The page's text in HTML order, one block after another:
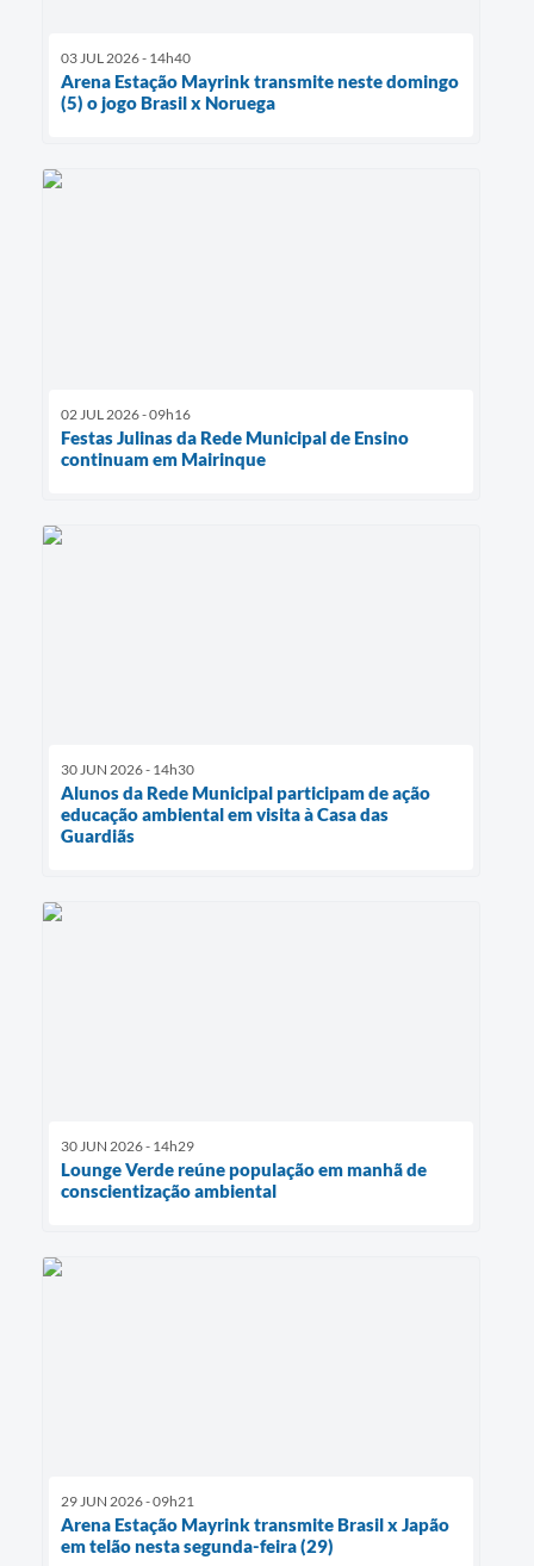
03 JUL 2026 - 14h40
Arena Estação Mayrink transmite neste domingo
(5) o jogo Brasil x Noruega
02 JUL 2026 - 09h16
Festas Julinas da Rede Municipal de Ensino
continuam em Mairinque
30 JUN 2026 - 14h30
Alunos da Rede Municipal participam de ação
educação ambiental em visita à Casa das
Guardiãs
30 JUN 2026 - 14h29
Lounge Verde reúne população em manhã de
conscientização ambiental
29 JUN 2026 - 09h21
Arena Estação Mayrink transmite Brasil x Japão
em telão nesta segunda-feira (29)